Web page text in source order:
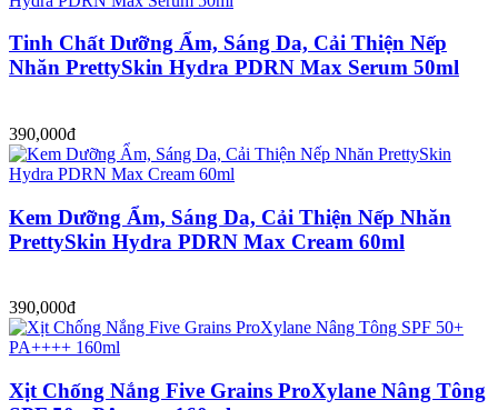
Tinh Chất Dưỡng Ẩm, Sáng Da, Cải Thiện Nếp
Nhăn PrettySkin Hydra PDRN Max Serum 50ml
390,000đ
Kem Dưỡng Ẩm, Sáng Da, Cải Thiện Nếp Nhăn
PrettySkin Hydra PDRN Max Cream 60ml
390,000đ
Xịt Chống Nắng Five Grains ProXylane Nâng Tông